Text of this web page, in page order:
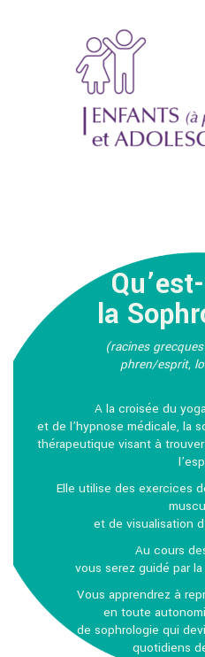
la
(racines
phren/esprit,
A la croisée du
et de l’hypnose médicale, la
thérapeutique visant à
Elle utilise des exercices
et de visualisation
Au cours
vous serez guidé par
Vous apprendrez à
en toute
de sophrologie qui
quotidiens